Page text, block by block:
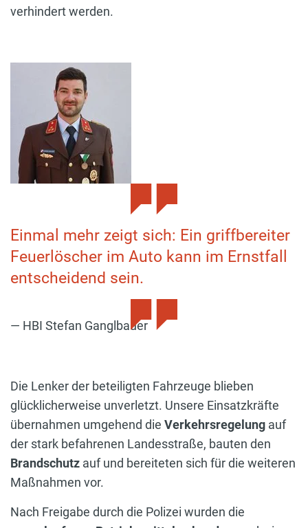
verhindert werden.
Einmal mehr zeigt sich: Ein griffbereiter
Feuerlöscher im Auto kann im Ernstfall
entscheidend sein.
HBI Stefan Ganglbauer
Die Lenker der beteiligten Fahrzeuge blieben
glücklicherweise unverletzt. Unsere Einsatzkräfte
übernahmen umgehend die Verkehrsregelung auf
der stark befahrenen Landesstraße, bauten den
Brandschutz auf und bereiteten sich für die weiteren
Maßnahmen vor.
Nach Freigabe durch die Polizei wurden die